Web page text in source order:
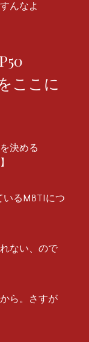
んなよ
ここに
を決める
いるMBTIにつ
ない、ので
ら。さすが